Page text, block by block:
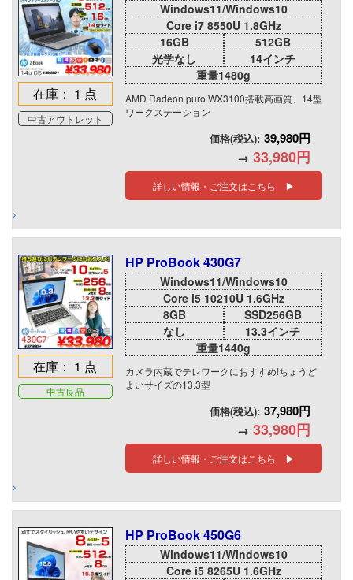
在庫： 1 点
中古アウトレット
Windows11/Windows10
Core i7 8550U 1.8GHz
16GB
512GB
光学なし
14インチ
重量1480g
AMD Radeon puro WX3100搭載高画質、14型
ワークステーション
価格(税込): 39,980円
→ 33,980円
詳しい情報・ご注文はこちら ▶
在庫： 1 点
中古良品
HP ProBook 430G7
Windows11/Windows10
Core i5 10210U 1.6GHz
8GB
SSD256GB
なし
13.3インチ
重量1440g
カメラ内蔵でテレワークにおすすめ!ちょうど
よいサイズの13.3型
価格(税込): 37,980円
→ 33,980円
詳しい情報・ご注文はこちら ▶
HP ProBook 450G6
Windows11/Windows10
Core i5 8265U 1.6GHz